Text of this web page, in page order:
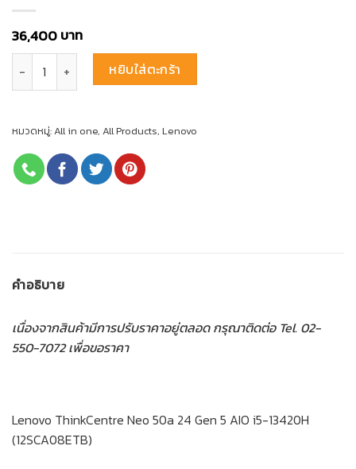
36,400บาท
จำนวน Lenovo ThinkCentre Neo 50a 24 Gen 5 AIO i5-13420H
หยิบใส่ตะกร้า
หมวดหมู่:All in one, All Products, Lenovo
คำอธิบาย
เนื่องจากสินค้ามีการปรับราคาอยู่ตลอด กรุณาติดต่อ Tel. 02-
550-7072 เพื่อขอราคา
Lenovo ThinkCentre Neo 50a 24 Gen 5 AIO i5-13420H
(12SCA08ETB)